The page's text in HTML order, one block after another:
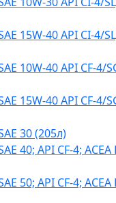
15W-40 API CI-4/
10W-40 API CF-4/
15W-40 API CF-4/
30 (205л)
40; API CF-4; ACEA
50; API CF-4; ACEA